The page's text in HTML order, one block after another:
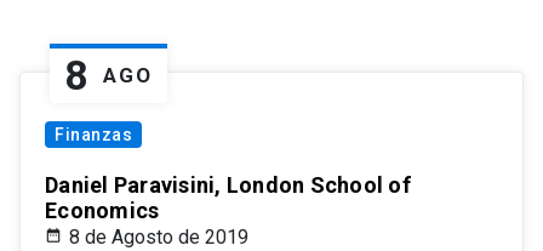
8 AGO
Finanzas
Daniel Paravisini, London School of
Economics
8 de Agosto de 2019